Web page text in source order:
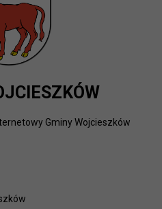
Gminy Wojcieszków